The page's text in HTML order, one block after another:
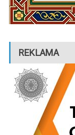
REKLAMA